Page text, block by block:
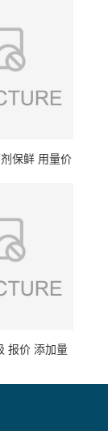
保鲜 用量价
报价 添加量